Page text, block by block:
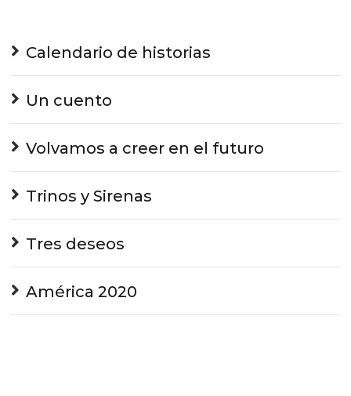
Calendario de historias
Un cuento
Volvamos a creer en el futuro
Trinos y Sirenas
Tres deseos
América 2020